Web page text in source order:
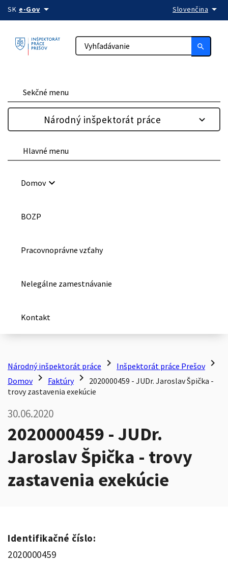
Preskočiť na obsah
SK e-Govarrow_drop_down Slovenčina arrow_drop_down
search
Sekčné menu
Národný inšpektorát práce
Hlavné menu
Domovkeyboard_arrow_down
BOZP
Pracovnoprávne vzťahy
Nelegálne zamestnávanie
Kontakt
Národný inšpektorát práce chevron_right Inšpektorát práce Prešov chevron_right
Domov chevron_right Faktúry chevron_right 2020000459 - JUDr. Jaroslav Špička -
trovy zastavenia exekúcie
30.06.2020
2020000459 - JUDr.
Jaroslav Špička - trovy
zastavenia exekúcie
Identifikačné číslo:
2020000459